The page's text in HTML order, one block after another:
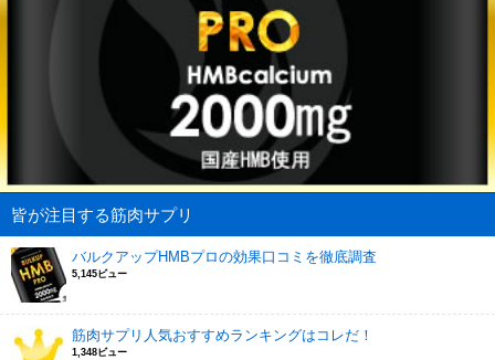
皆が注目する筋肉サプリ
バルクアップHMBプロの効果口コミを徹底調査
5,145ビュー
筋肉サプリ人気おすすめランキングはコレだ！
1,348ビュー